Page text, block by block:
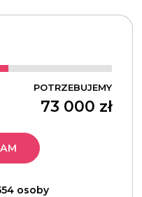
POTRZEBUJEMY
73 000 zł
osoby